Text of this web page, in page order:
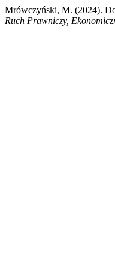
Mrówczyński, M. (2024).
Ruch Prawniczy,